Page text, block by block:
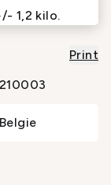
1,2 kilo.
Print
210003
Belgie